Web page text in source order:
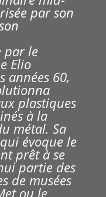
par son
par le
Elio
années 60,
plastiques
à la
métal. Sa
évoque le
prêt à se
partie des
de musées
ou le